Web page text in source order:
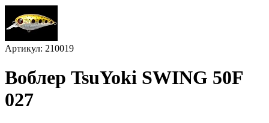
Артикул: 210019
Воблер TsuYoki SWING 50F
027